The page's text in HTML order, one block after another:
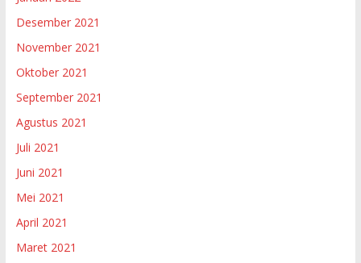
Desember 2021
November 2021
Oktober 2021
September 2021
Agustus 2021
Juli 2021
Juni 2021
Mei 2021
April 2021
Maret 2021